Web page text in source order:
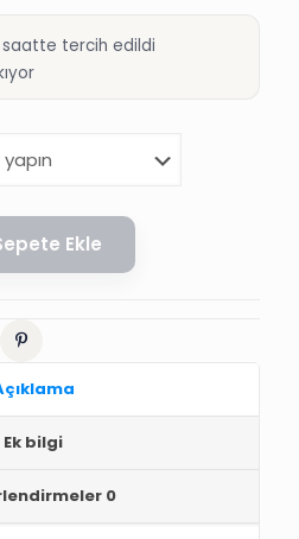
tercih edildi
Ekle
Ek bilgi
0